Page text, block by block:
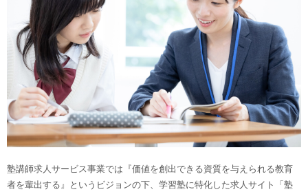
塾講師求人サービス事業では『価値を創出できる資質を与えられる教育
者を輩出する』というビジョンの下、学習塾に特化した求人サイト「塾